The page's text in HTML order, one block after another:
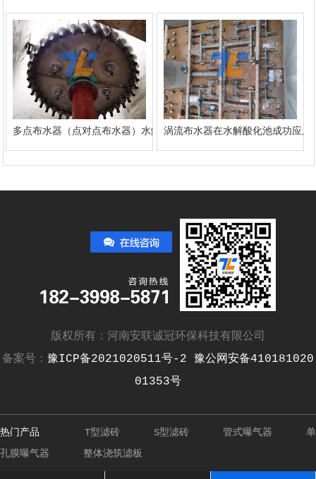
多点布水器（点对点布水器）水解酸化池中安装案例
涡流布水器在水解酸化池成功应用
版权所有：河南安联诚冠环保科技有限公司
备案号： 豫ICP备2021020511号-2 豫公网安备410181020
01353号
热门产品 T型滤砖 S型滤砖 管式曝气器
单
孔膜曝气器
整体浇筑滤板